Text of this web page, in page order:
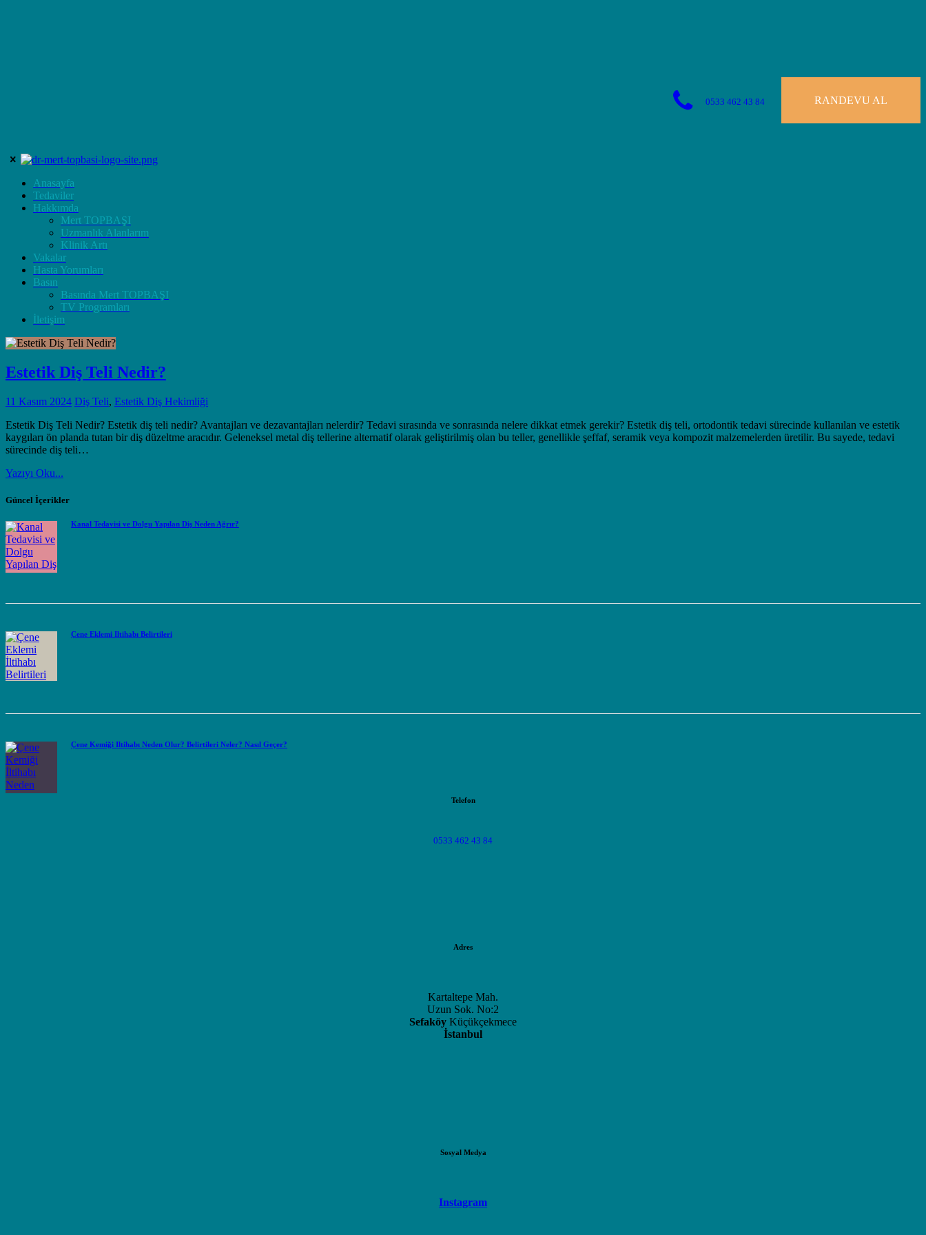
0533 462 43 84 RANDEVU AL
Anasayfa
Tedaviler
Hakkımda
Mert TOPBAŞI
Uzmanlık Alanlarım
Klinik Artı
Vakalar
Hasta Yorumları
Basın
Basında Mert TOPBAŞI
TV Programları
İletişim
Estetik Diş Teli Nedir?
11 Kasım 2024 Diş Teli, Estetik Diş Hekimliği
Estetik Diş Teli Nedir? Estetik diş teli nedir? Avantajları ve dezavantajları nelerdir? Tedavi sırasında ve sonrasında nelere dikkat etmek gerekir? Estetik diş teli, ortodontik tedavi sürecinde kullanılan ve estetik
kaygıları ön planda tutan bir diş düzeltme aracıdır. Geleneksel metal diş tellerine alternatif olarak geliştirilmiş olan bu teller, genellikle şeffaf, seramik veya kompozit malzemelerden üretilir. Bu sayede, tedavi
sürecinde diş teli…
Yazıyı Oku...
Güncel İçerikler
Kanal Tedavisi ve Dolgu Yapılan Diş Neden Ağrır?
Çene Eklemi İltihabı Belirtileri
Çene Kemiği İltihabı Neden Olur? Belirtileri Neler? Nasıl Geçer?
Telefon
0533 462 43 84
Adres
Kartaltepe Mah.
Uzun Sok. No:2
Sefaköy Küçükçekmece
İstanbul
Sosyal Medya
Instagram